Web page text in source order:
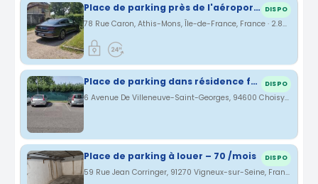
Place de parking près de l'aéroport d'Orly DISPO
78 Rue Caron, Athis-Mons, Île-de-France, France · 2.83 km
Place de parking dans résidence fermée DISPO
6 Avenue De Villeneuve-Saint-Georges, 94600 Choisy-le-Roi, France · 2.92 km
Place de parking à louer – 70 /mois DISPO
59 Rue Jean Corringer, 91270 Vigneux-sur-Seine, France · 3.49 km